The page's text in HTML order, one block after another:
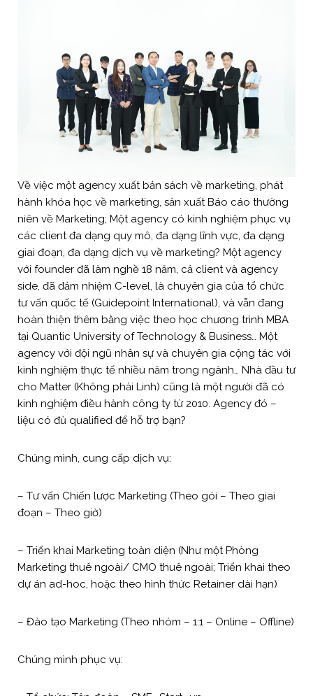
Về việc một agency xuất bản sách về marketing, phát
hành khóa học về marketing, sản xuất Báo cáo thường
niên về Marketing; Một agency có kinh nghiệm phục vụ
các client đa dạng quy mô, đa dạng lĩnh vực, đa dạng
giai đoạn, đa dạng dịch vụ về marketing? Một agency
với founder đã làm nghề 18 năm, cả client và agency
side, đã đảm nhiệm C-level, là chuyên gia của tổ chức
tư vấn quốc tế (Guidepoint International), và vẫn đang
hoàn thiện thêm bằng việc theo học chương trình MBA
tại Quantic University of Technology & Business… Một
agency với đội ngũ nhân sự và chuyên gia cộng tác với
kinh nghiệm thực tế nhiều năm trong ngành… Nhà đầu tư
cho Matter (Không phải Linh) cũng là một người đã có
kinh nghiệm điều hành công ty từ 2010. Agency đó –
liệu có đủ qualified để hỗ trợ bạn?
Chúng mình, cung cấp dịch vụ:
– Tư vấn Chiến lược Marketing (Theo gói – Theo giai
đoạn – Theo giờ)
– Triển khai Marketing toàn diện (Như một Phòng
Marketing thuê ngoài/ CMO thuê ngoài; Triển khai theo
dự án ad-hoc, hoặc theo hình thức Retainer dài hạn)
– Đào tạo Marketing (Theo nhóm – 1:1 – Online – Offline)
Chúng mình phục vụ: